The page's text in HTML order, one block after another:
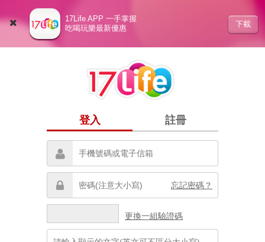
17Life APP 一手掌握
吃喝玩樂最新優惠
下載
登入 註冊
忘記密碼？
更換一組驗證碼